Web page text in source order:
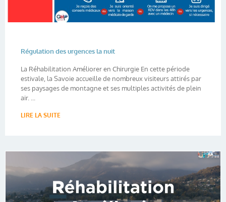
Régulation des urgences la nuit
La Réhabilitation Améliorer en Chirurgie En cette période
estivale, la Savoie accueille de nombreux visiteurs attirés par
ses paysages de montagne et ses multiples activités de plein
air. ...
LIRE LA SUITE